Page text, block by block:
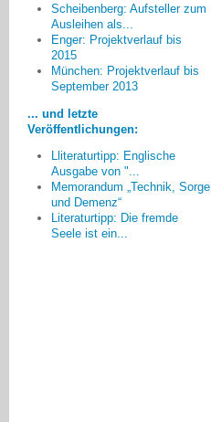
Scheibenberg: Aufsteller zum
Ausleihen als...
Enger: Projektverlauf bis
2015
München: Projektverlauf bis
September 2013
... und letzte
Veröffentlichungen:
Lliteraturtipp: Englische
Ausgabe von "...
Memorandum „Technik, Sorge
und Demenz“
Literaturtipp: Die fremde
Seele ist ein...
Am meisten beeindruckt hat
mich der unproblematische und
Demenzkranken auch wenn sie
keine Vorerfahrungen haben.
Christine Einödshofer, Ingolstadt